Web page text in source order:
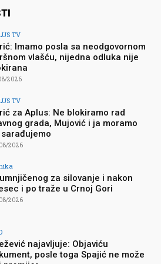
TV
Imamo posla sa neodgovornom
vlašću, nijedna odluka nije
2026
TV
za Aplus: Ne blokiramo rad
grada, Mujović i ja moramo
2026
za silovanje i nakon
i po traže u Crnoj Gori
2026
najavljuje: Objaviću
posle toga Spajić ne može